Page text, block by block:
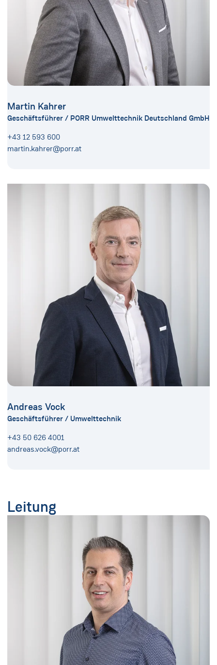
Martin Kahrer
Geschäftsführer / PORR Umwelttechnik Deutschland GmbH
+43 12 593 600
martin.kahrer@porr.at
Andreas Vock
Geschäftsführer / Umwelttechnik
+43 50 626 4001
andreas.vock@porr.at
Leitung